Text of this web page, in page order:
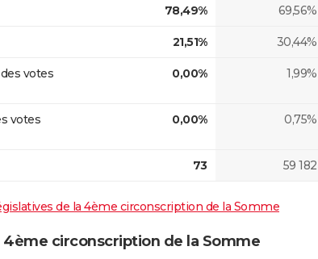
78,49% 69,56%
21,51% 30,44%
votes
0,00% 1,99%
votes
0,00% 0,75%
73 59 182
de la 4ème circonscription de la Somme
circonscription de la Somme